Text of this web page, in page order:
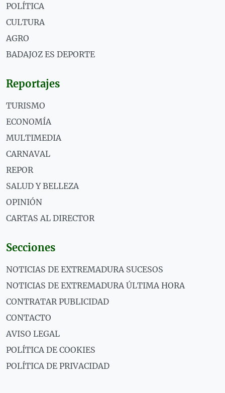
POLÍTICA
CULTURA
AGRO
BADAJOZ ES DEPORTE
Reportajes
TURISMO
ECONOMÍA
MULTIMEDIA
CARNAVAL
REPOR
SALUD Y BELLEZA
OPINIÓN
CARTAS AL DIRECTOR
Secciones
NOTICIAS DE EXTREMADURA SUCESOS
NOTICIAS DE EXTREMADURA ÚLTIMA HORA
CONTRATAR PUBLICIDAD
CONTACTO
AVISO LEGAL
POLÍTICA DE COOKIES
POLÍTICA DE PRIVACIDAD